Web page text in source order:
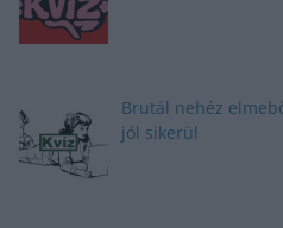
Brutál nehéz
jól sikerül